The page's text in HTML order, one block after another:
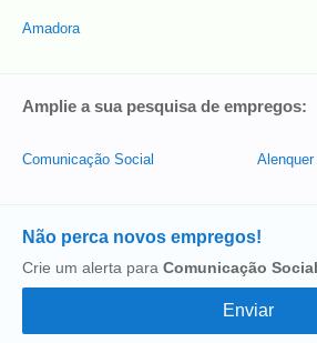
Amadora
Amplie a sua pesquisa de empregos:
Comunicação Social Alenquer
Não perca novos empregos!
Crie um alerta para Comunicação Social